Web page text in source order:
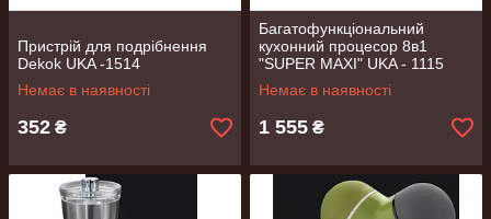
Пристрій для подрібнення
Dekok UKA -1514
Немає в наявності
352 ₴
Багатофункціональний
кухонний процесор 8в1
"SUPER MAXI" UKA - 1115
Немає в наявності
1 555 ₴